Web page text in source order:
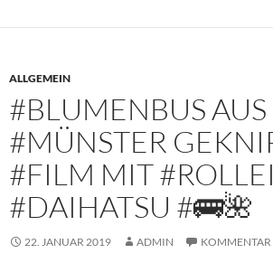
ALLGEMEIN
#BLUMENBUS AUS
#MÜNSTER
#FILM MIT
#DAIHATSU #🚌🌺
22. JANUAR 2019 ADMIN KOMMENTAR